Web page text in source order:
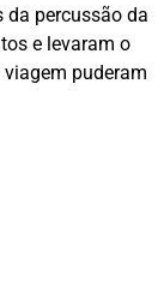
da percussão da
e levaram o
puderam